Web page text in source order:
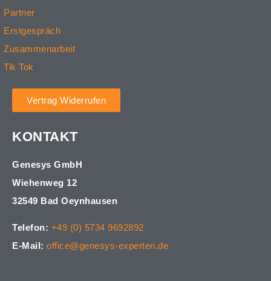
Partner
Erstgespräch
Zusammenarbeit
Tik Tok
Vertrag Widerrufen
KONTAKT
Genesys GmbH
Wiehenweg 12
32549 Bad Oeynhausen
Telefon: +49 (0) 5734 9692892
E-Mail: office@genesys-experten.de